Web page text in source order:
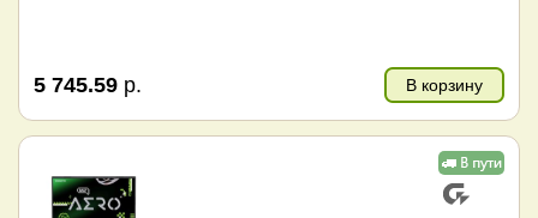
5 745.59 р. В корзину